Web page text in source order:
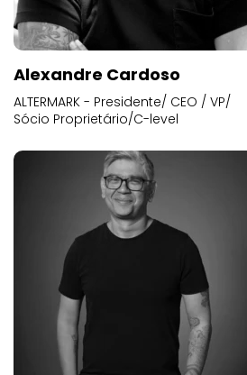
Alexandre Cardoso
ALTERMARK - Presidente/ CEO / VP/
Sócio Proprietário/C-level